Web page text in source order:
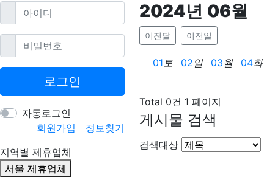
2024년 06월
이전달 이전일
01토 02 일 03월 04화
Total 0건 1 페이지
게시물 검색
검색대상
아이디필수
비밀번호필수
로그인
자동로그인
회원가입
정보찾기
지역별 제휴업체
서울 제휴업체